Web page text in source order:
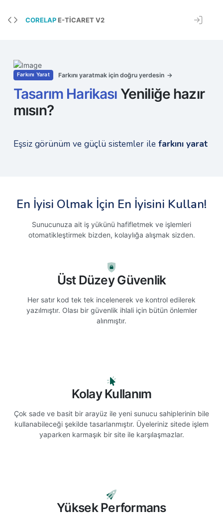
CORELAPE-TICARET V2
Farkını Yarat Farkını yaratmak için doğru yerdesin
Tasarım Harikası Yeniliğe hazır
mısın?
Eşsiz görünüm ve güçlü sistemler ile farkını yarat
En İyisi Olmak İçin En İyisini Kullan!
Sunucunuza ait iş yükünü hafifletmek ve işlemleri
otomatikleştirmek bizden, kolaylığa alışmak sizden.
Üst Düzey Güvenlik
Her satır kod tek tek incelenerek ve kontrol edilerek
yazılmıştır. Olası bir güvenlik ihlali için bütün önlemler
alınmıştır.
Kolay Kullanım
Çok sade ve basit bir arayüz ile yeni sunucu sahiplerinin bile
kullanabileceği şekilde tasarlanmıştır. Üyeleriniz sitede işlem
yaparken karmaşık bir site ile karşılaşmazlar.
Yüksek Performans